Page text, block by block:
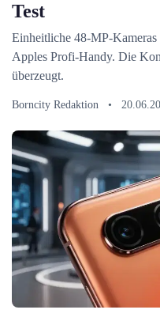
Test
Einheitliche 48-MP-
Apples Profi-Handy. Die
überzeugt.
Borncity Redaktion •